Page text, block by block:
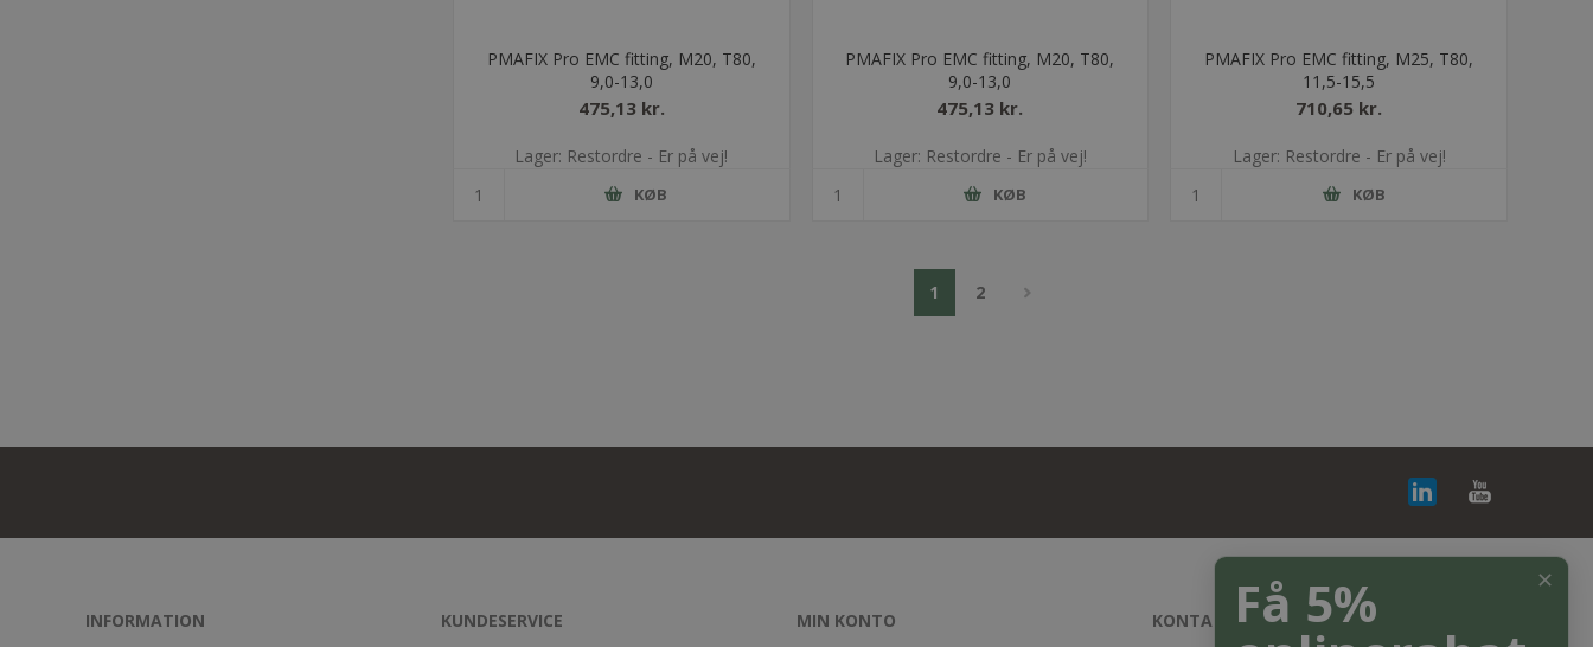
PMAFIX Pro EMC fitting, M20, T80,
9,0-13,0
475,13 kr.
Lager: Restordre - Er på vej!
KØB
PMAFIX Pro EMC fitting, M20, T80,
9,0-13,0
475,13 kr.
Lager: Restordre - Er på vej!
KØB
PMAFIX Pro EMC fitting, M25, T80,
11,5-15,5
710,65 kr.
Lager: Restordre - Er på vej!
KØB
1 2
INFORMATION KUNDESERVICE MIN KONTO KONTAKT OS
✕
Få 5%